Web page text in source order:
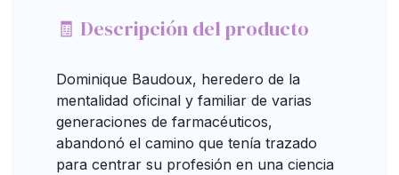
🧾 Descripción del producto
Dominique Baudoux, heredero de la
mentalidad oficinal y familiar de varias
generaciones de farmacéuticos,
abandonó el camino que tenía trazado
para centrar su profesión en una ciencia